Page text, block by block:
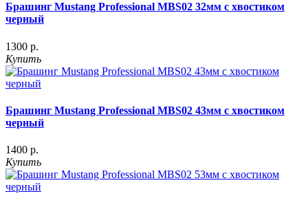
Брашинг Mustang Professional MBS02 32мм с хвостиком
черный
1300 р.
Купить
Брашинг Mustang Professional MBS02 43мм с хвостиком
черный
1400 р.
Купить